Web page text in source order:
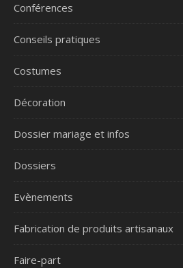
Conférences
Conseils pratiques
Costumes
Décoration
Dossier mariage et infos
Dossiers
Evènements
Fabrication de produits artisanaux
Faire-part